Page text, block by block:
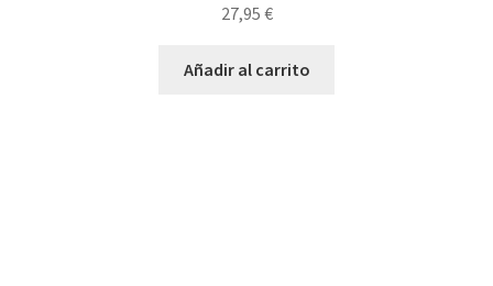
27,95 €
Añadir al carrito